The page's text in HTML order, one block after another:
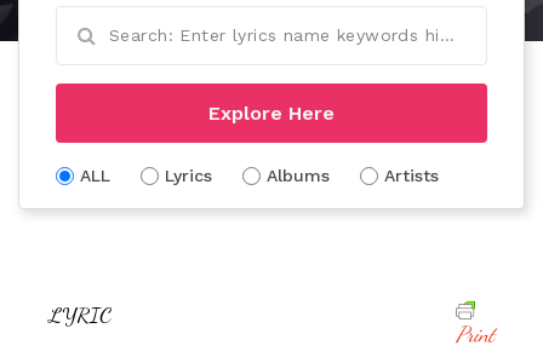
Explore Here
ALL Lyrics Albums Artists
LYRIC
Print